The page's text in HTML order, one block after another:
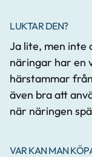
LUKTAR DEN?
Ja lite, men inte
näringar har en
härstammar
även bra att
när näringen
VAR KAN MAN